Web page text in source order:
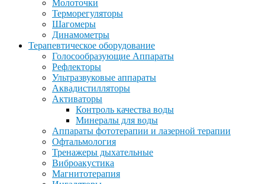
Молоточки
Терморегуляторы
Шагомеры
Динамометры
Терапевтическое оборудование
Голосообразующие Аппараты
Рефлекторы
Ультразвуковые аппараты
Аквадистилляторы
Активаторы
Контроль качества воды
Минералы для воды
Аппараты фототерапии и лазерной терапии
Офтальмология
Тренажеры дыхательные
Виброакустика
Магнитотерапия